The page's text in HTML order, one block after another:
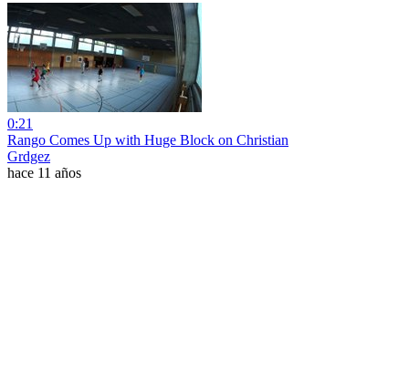
0:21
Rango Comes Up with Huge Block on Christian
Grdgez
hace 11 años